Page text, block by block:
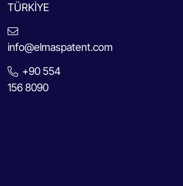
TÜRKİYE
info@elmaspatent.com
+90 554
156 8090